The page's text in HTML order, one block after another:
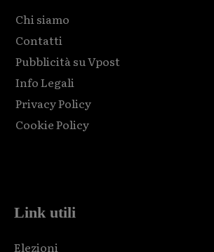
Chi siamo
Contatti
Pubblicità su Vpost
Info Legali
Privacy Policy
Cookie Policy
Link utili
Elezioni